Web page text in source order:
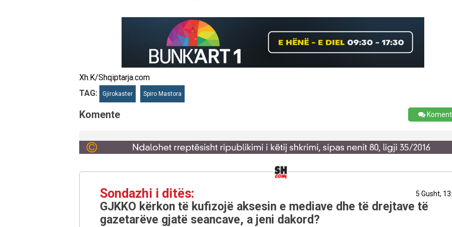
Xh.K/Shqiptarja.com
TAG:
Gjirokaster Spiro Mastora
Komente
Sondazhi i ditës: 5 Gusht,
GJKKO kërkon të kufizojë aksesin e mediave dhe të drejtave të
gazetarëve gjatë seancave, a jeni dakord?